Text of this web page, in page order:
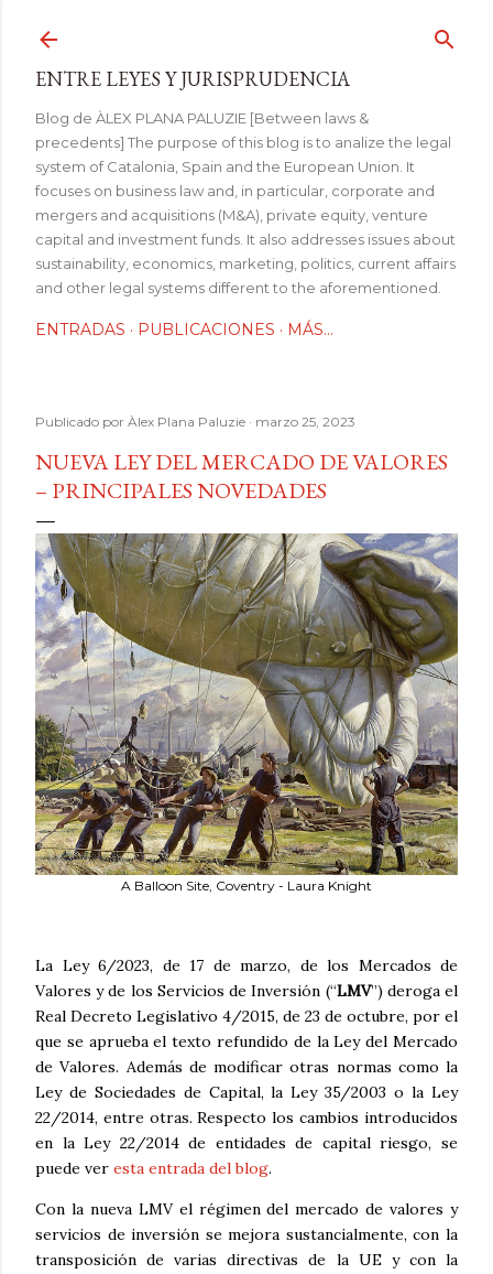
ENTRE LEYES Y JURISPRUDENCIA
Blog de ÀLEX PLANA PALUZIE [Between laws &
precedents] The purpose of this blog is to analize the legal
system of Catalonia, Spain and the European Union. It
focuses on business law and, in particular, corporate and
mergers and acquisitions (M&A), private equity, venture
capital and investment funds. It also addresses issues about
sustainability, economics, marketing, politics, current affairs
and other legal systems different to the aforementioned.
ENTRADAS PUBLICACIONES MÁS…
Publicado por Àlex Plana Paluzie marzo 25, 2023
NUEVA LEY DEL MERCADO DE VALORES
– PRINCIPALES NOVEDADES
A Balloon Site, Coventry - Laura Knight
La Ley 6/2023, de 17 de marzo, de los Mercados de
Valores y de los Servicios de Inversión (“LMV”) deroga el
Real Decreto Legislativo 4/2015, de 23 de octubre, por el
que se aprueba el texto refundido de la Ley del Mercado
de Valores. Además de modificar otras normas como la
Ley de Sociedades de Capital, la Ley 35/2003 o la Ley
22/2014, entre otras. Respecto los cambios introducidos
en la Ley 22/2014 de entidades de capital riesgo, se
puede ver esta entrada del blog.
Con la nueva LMV el régimen del mercado de valores y
servicios de inversión se mejora sustancialmente, con la
transposición de varias directivas de la UE y con la